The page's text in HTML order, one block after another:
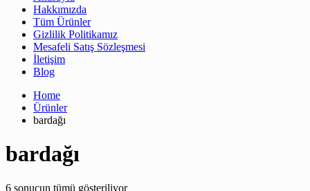
Hakkımızda
Tüm Ürünler
Gizlilik Politikamız
Mesafeli Satış Sözleşmesi
İletişim
Blog
Home
Ürünler
bardağı
bardağı
6 sonucun tümü gösteriliyor